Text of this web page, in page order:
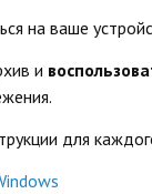
на ваше
и
для